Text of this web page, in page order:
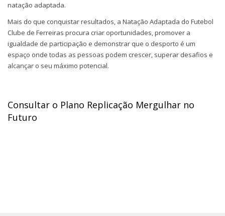
natação adaptada.
Mais do que conquistar resultados, a Natação Adaptada do Futebol
Clube de Ferreiras procura criar oportunidades, promover a
igualdade de participação e demonstrar que o desporto é um
espaço onde todas as pessoas podem crescer, superar desafios e
alcançar o seu máximo potencial.
Consultar o Plano Replicação Mergulhar no
Futuro